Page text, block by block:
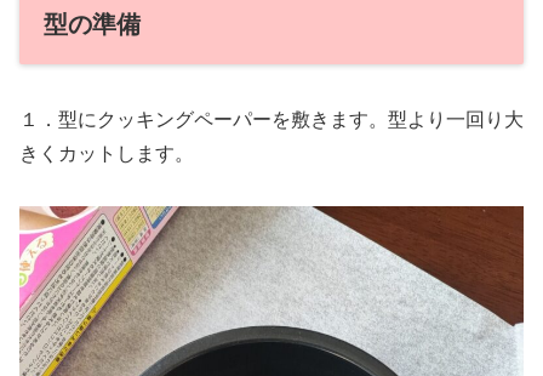
型の準備
１．型にクッキングペーパーを敷きます。型より一回り大
きくカットします。